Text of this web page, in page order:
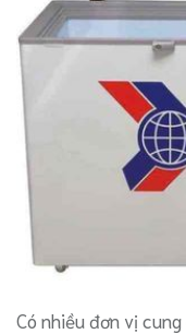
Có nhiều đơn vị